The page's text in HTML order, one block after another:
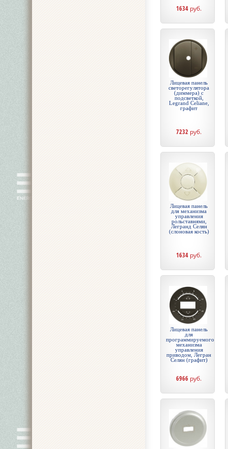
1634 руб.
Лицевая панель
светорегулятора
(диммера) с
подсветкой,
Legrand Celiane,
графит
7232 руб.
Лицевая панель
для механизма
управления
рольставнями,
Легранд Селян
(слоновая кость)
1634 руб.
Лицевая панель
для
программируемого
механизма
управления
приводом, Легран
Селян (графит)
6966 руб.